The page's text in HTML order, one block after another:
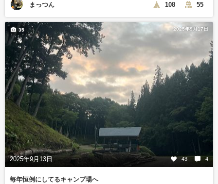
まっつん 108 55
2025年9月17日
2025年9月13日 43 4
35
毎年恒例にしてるキャンプ場へ